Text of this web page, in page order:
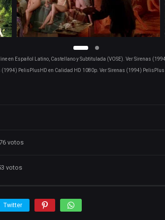
en Español Latino, Castellano y Subtitulada (VOSE). Ver Sirenas
(1994) PelisPlusHD en Calidad HD 1080p. Ver Sirenas (1994)
votos
votos
Twitter